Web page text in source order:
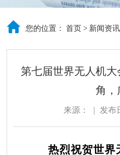
您的位置：首页 > 新闻资讯
第七届世界无人机
角，
来源： 发布
热烈祝贺世